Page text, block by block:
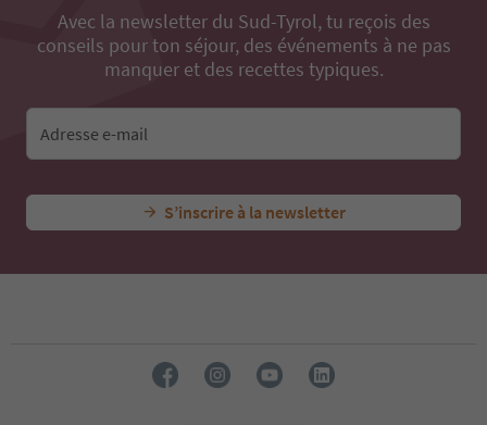
Avec la newsletter du Sud-Tyrol, tu reçois des
conseils pour ton séjour, des événements à ne pas
manquer et des recettes typiques.
Adresse e-mail
S’inscrire à la newsletter